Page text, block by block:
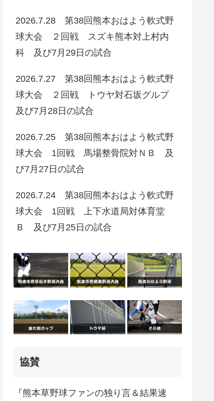
2026.7.28 第38回熊本おはよう軟式野
球大会 ２回戦 スズキ熊本対上村内
科 及び7月29日の試合
2026.7.27 第38回熊本おはよう軟式野
球大会 ２回戦 トウヤ対石坂グルプ
及び7月28日の試合
2026.7.25 第38回熊本おはよう軟式野
球大会 1回戦 馬場整骨院対ＮＢ 及
び7月27日の試合
2026.7.24 第38回熊本おはよう軟式野
球大会 1回戦 上下水道局対体育堂
Ｂ 及び7月25日の試合
協賛
『熊本草野球ファンの独り言＆結果速